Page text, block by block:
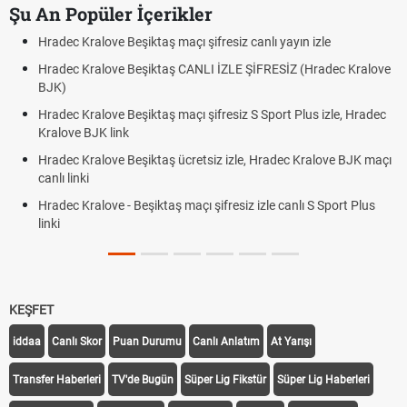
Şu An Popüler İçerikler
Hradec Kralove Beşiktaş maçı şifresiz canlı yayın izle
Hradec Kralove Beşiktaş CANLI İZLE ŞİFRESİZ (Hradec Kralove
BJK)
Hradec Kralove Beşiktaş maçı şifresiz S Sport Plus izle, Hradec
Kralove BJK link
Hradec Kralove Beşiktaş ücretsiz izle, Hradec Kralove BJK maçı
canlı linki
Hradec Kralove - Beşiktaş maçı şifresiz izle canlı S Sport Plus
linki
KEŞFET
iddaa Canlı Skor Puan Durumu Canlı Anlatım At Yarışı
Transfer Haberleri TV'de Bugün Süper Lig Fikstür Süper Lig Haberleri